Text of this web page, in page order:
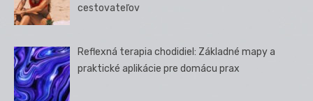
cestovateľov
Reflexná terapia chodidiel: Základné mapy a
praktické aplikácie pre domácu prax